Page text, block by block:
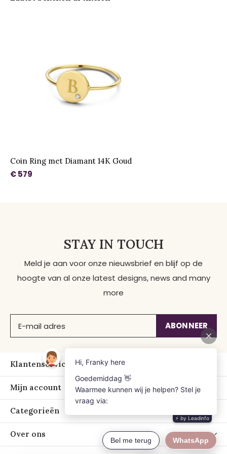
Coin Ring met Diamant 14K Goud
€ 579
STAY IN TOUCH
Meld je aan voor onze nieuwsbrief en blijf op de
hoogte van al onze latest designs, news and many
more
ABONNEER
Klantenservice
Mijn account
Categorieën
Over ons